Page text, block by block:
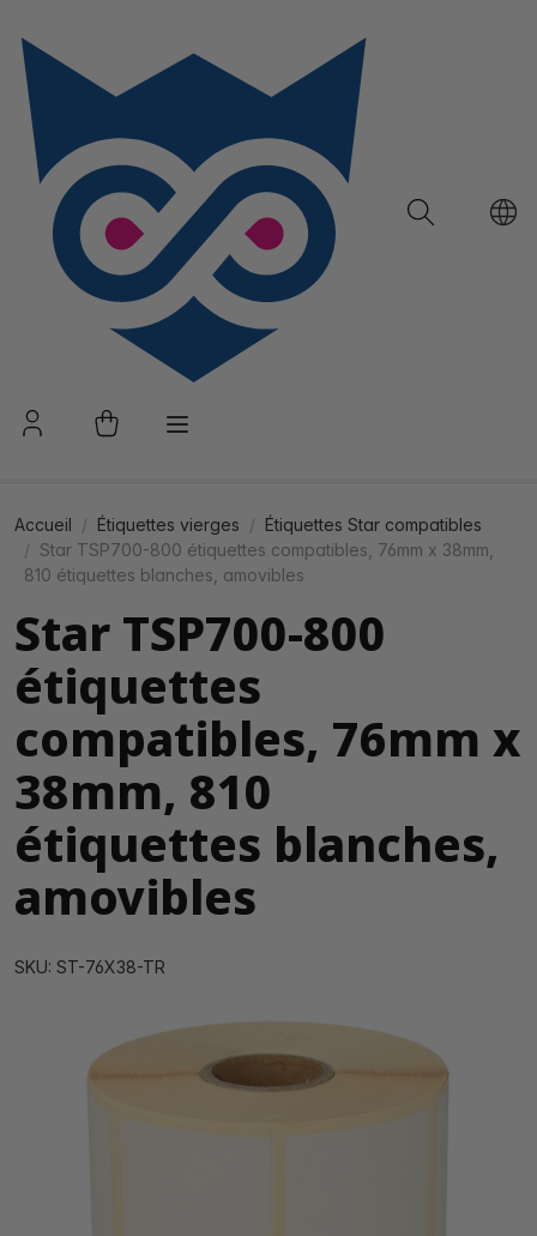
Accueil Étiquettes vierges
Étiquettes Star compatibles
Star TSP700-800 étiquettes compatibles, 76mm x 38mm,
810 étiquettes blanches, amovibles
Star TSP700-800
étiquettes
compatibles, 76mm x
38mm, 810
étiquettes blanches,
amovibles
SKU: ST-76X38-TR